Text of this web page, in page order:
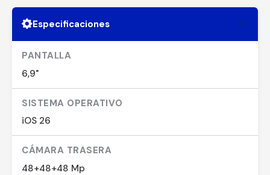
Especificaciones
PANTALLA
6,9"
SISTEMA OPERATIVO
iOS 26
CÁMARA TRASERA
48+48+48 Mp